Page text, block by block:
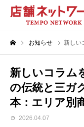
お知らせ 新しいコラムを
新しいコラム
の伝統と三ガ
本：エリア別
2026.04.07